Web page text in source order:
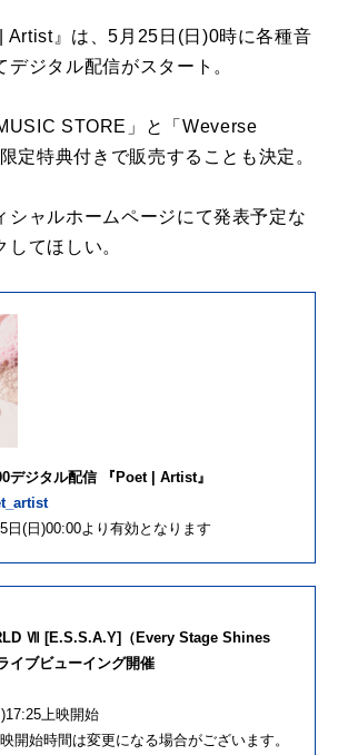
Artist』は、5月25日(日)0時に各種音
デジタル配信がスタート。
STORE」と「Weverse
定特典付きで販売することも決定。
シャルホームページにて発表予定な
てほしい。
デジタル配信 『Poet | Artist』
日(日)00:00より有効となります
Ⅶ [E.S.S.A.Y]（Every Stage Shines
イブビューイング開催
上映開始
開始時間は変更になる場合がございます。